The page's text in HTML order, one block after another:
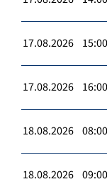
17.08.2026
17.08.2026
18.08.2026
18.08.2026